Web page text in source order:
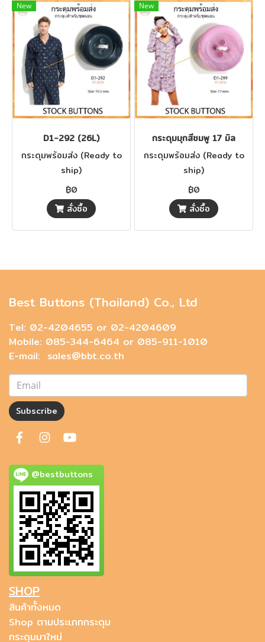
New
D1-292 (26L)
กระดุมพร้อมส่ง (Ready to
ship)
฿0
สั่งซื้อ
New
กระดุมมุกสีชมพู 17 มิล
กระดุมพร้อมส่ง (Ready to
ship)
฿0
สั่งซื้อ
Best Buttons (Thailand) Co., Ltd
Tel: 02-4204655 or 02-4204609
Mobile: 085-344-6464 or 085-911-1010
E-mail: sales@bbt.co.th
Subscribe
@bestbuttons
SHOP
สินค้าทั้งหมด
Shop ตามประเภทกระดุม
กระดุมมาใหม่